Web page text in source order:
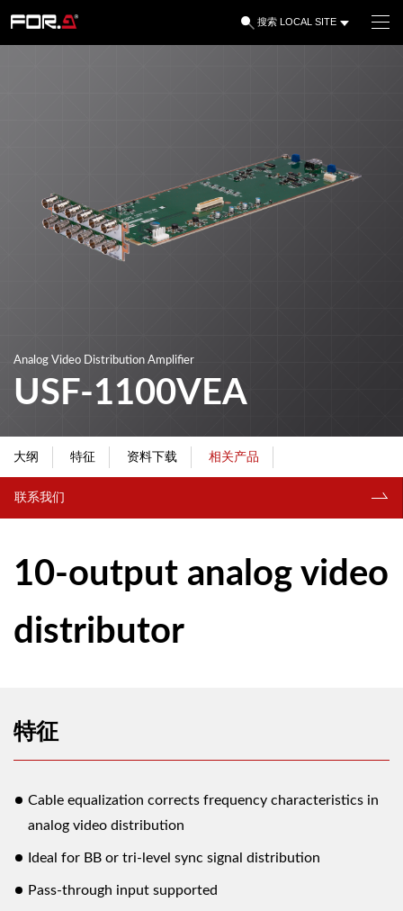
搜索 LOCAL SITE
Analog Video Distribution Amplifier
USF-1100VEA
大纲 特征 资料下载 相关产品
联系我们
10-output analog video
distributor
特征
Cable equalization corrects frequency characteristics in
analog video distribution
Ideal for BB or tri-level sync signal distribution
Pass-through input supported